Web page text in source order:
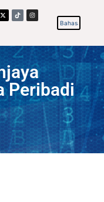
Peribadi